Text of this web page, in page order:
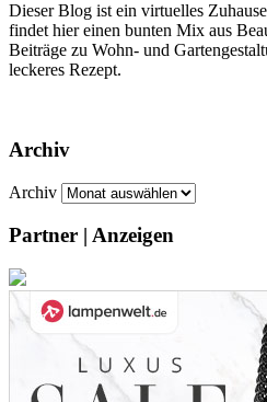
Dieser Blog ist ein virtuelles
findet hier einen bunten Mix aus
Beiträge zu Wohn- und
leckeres Rezept.
Archiv
Archiv
Partner | Anzeigen